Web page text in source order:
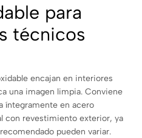
para
técnicos
encajan en interiores
una imagen limpia. Conviene
íntegramente en acero
con revestimiento exterior, ya
pueden variar.